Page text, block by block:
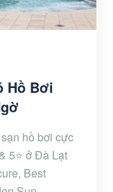
Hồ Bơi
hồ bơi cực
5⭐ ở Đà Lạt
Best